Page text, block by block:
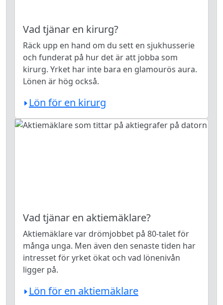
Vad tjänar en kirurg?
Räck upp en hand om du sett en sjukhusserie
och funderat på hur det är att jobba som
kirurg. Yrket har inte bara en glamourös aura.
Lönen är hög också.
Lön för en kirurg
Vad tjänar en aktiemäklare?
Aktiemäklare var drömjobbet på 80-talet för
många unga. Men även den senaste tiden har
intresset för yrket ökat och vad lönenivån
ligger på.
Lön för en aktiemäklare